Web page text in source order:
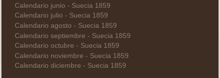
Calendario junio - Suecia 1859
Calendario julio - Suecia 1859
Calendario agosto - Suecia 1859
Calendario septiembre - Suecia 1859
Calendario octubre - Suecia 1859
Calendario noviembre - Suecia 1859
Calendario diciembre - Suecia 1859